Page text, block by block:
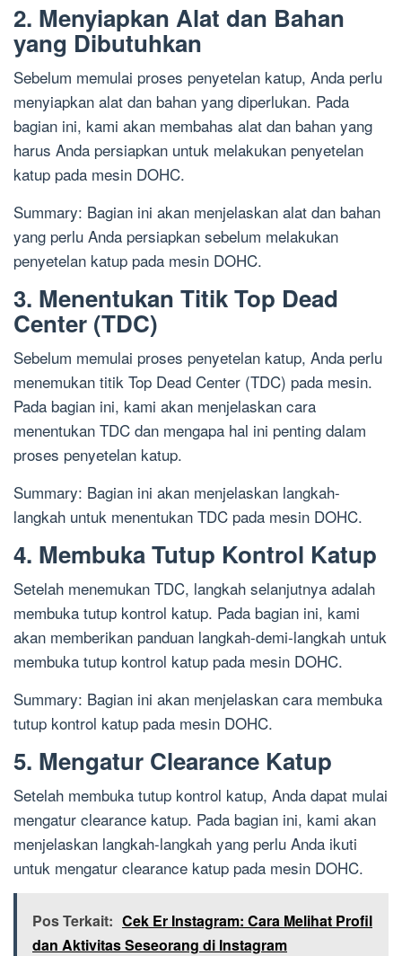
2. Menyiapkan Alat dan Bahan
yang Dibutuhkan
Sebelum memulai proses penyetelan katup, Anda perlu
menyiapkan alat dan bahan yang diperlukan. Pada
bagian ini, kami akan membahas alat dan bahan yang
harus Anda persiapkan untuk melakukan penyetelan
katup pada mesin DOHC.
Summary: Bagian ini akan menjelaskan alat dan bahan
yang perlu Anda persiapkan sebelum melakukan
penyetelan katup pada mesin DOHC.
3. Menentukan Titik Top Dead
Center (TDC)
Sebelum memulai proses penyetelan katup, Anda perlu
menemukan titik Top Dead Center (TDC) pada mesin.
Pada bagian ini, kami akan menjelaskan cara
menentukan TDC dan mengapa hal ini penting dalam
proses penyetelan katup.
Summary: Bagian ini akan menjelaskan langkah-
langkah untuk menentukan TDC pada mesin DOHC.
4. Membuka Tutup Kontrol Katup
Setelah menemukan TDC, langkah selanjutnya adalah
membuka tutup kontrol katup. Pada bagian ini, kami
akan memberikan panduan langkah-demi-langkah untuk
membuka tutup kontrol katup pada mesin DOHC.
Summary: Bagian ini akan menjelaskan cara membuka
tutup kontrol katup pada mesin DOHC.
5. Mengatur Clearance Katup
Setelah membuka tutup kontrol katup, Anda dapat mulai
mengatur clearance katup. Pada bagian ini, kami akan
menjelaskan langkah-langkah yang perlu Anda ikuti
untuk mengatur clearance katup pada mesin DOHC.
Pos Terkait: Cek Er Instagram: Cara Melihat Profil
dan Aktivitas Seseorang di Instagram